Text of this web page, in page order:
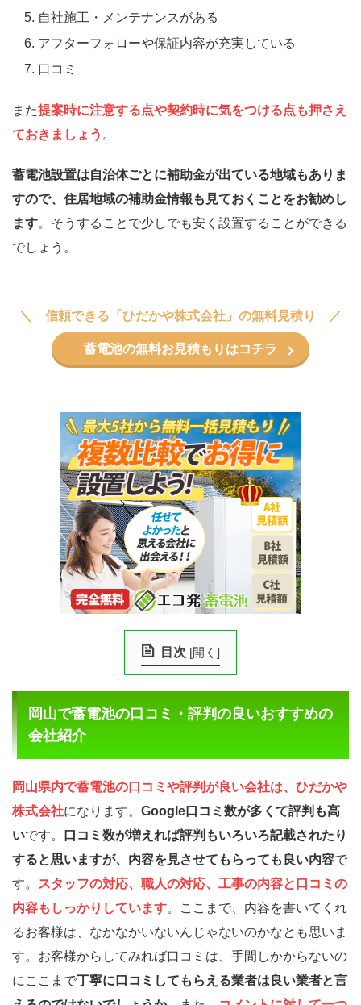
自社施工・メンテナンスがある
アフターフォローや保証内容が充実している
口コミ
また提案時に注意する点や契約時に気をつける点も押さえ
ておきましょう 。
蓄電池設置は自治体ごとに補助金が出ている地域もありま
すので、住居地域の補助金情報も見ておくことをお勧めし
ます。そうすることで少しでも安く設置することができる
でしょう。
信頼できる「ひだかや株式会社」の無料見積り
蓄電池の無料お見積もりはコチラ
目次 [開く ]
岡山で蓄電池の口コミ・評判の良いおすすめの
会社紹介
岡山県内で蓄電池の口コミや評判が良い会社は、ひだかや
株式会社になります。 Google口コミ数が多くて評判も高
いです。
口コミ数が増えれば評判もいろいろ記載されたり
すると思いますが、内容を見させてもらっても良い内容で
す。
スタッフの対応、職人の対応、工事の内容と口コミの
内容もしっかりしています。ここまで、内容を書いてくれ
るお客様は、なかなかいないんじゃないのかなとも思いま
す。お客様からしてみれば口コミは、手間しかからないの
にここまで丁寧に口コミしてもらえる業者は良い業者と言